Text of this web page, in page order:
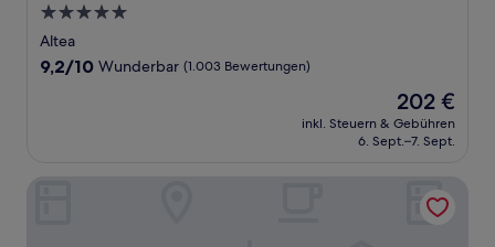
5.0-
Sterne-
Unterkunft
Altea
9.2
9,2/10 Wunderbar (1.003 Bewertungen)
Der
Preis
beträgt
202 €
inkl. Steuern & Gebühren
6. Sept.–7. Sept.